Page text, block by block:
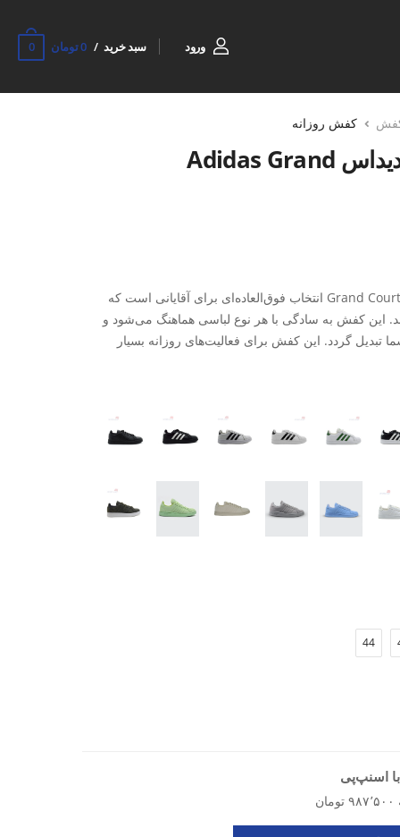
ورود سبد خرید 0 تومان 0
کفش روزانه
کتونی روزانه مردانه آدیداس Adidas Grand
کفش روزمره مردانه آدیداس Grand Court 2.0 M انتخاب فوق‌العاده‌ای برای آقایانی است که
این کفش به سادگی با هر نوع لباسی هماهنگ می‌شود و
تبدیل گردد. این کفش برای فعالیت‌های روزانه بسیار
مختلف هماهنگ می‌شود
پا
و زیبایی را ارائه دهد، کفش روزانه مردانه آدیداس
44
اسنپ‌پی